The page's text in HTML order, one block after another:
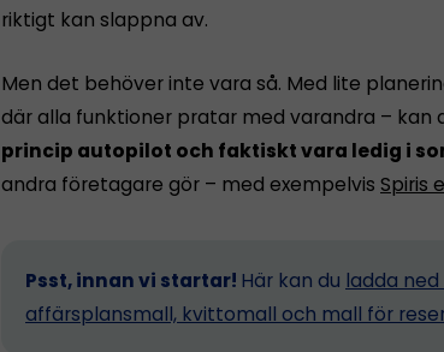
riktigt kan slappna av.
Men det behöver inte vara så. Med lite
där alla funktioner pratar med varandra – kan
princip autopilot och faktiskt vara ledig i
andra företagare gör – med exempelvis Spiris
Psst, innan vi startar! Här kan du ladda
affärsplansmall, kvittomall och mall för